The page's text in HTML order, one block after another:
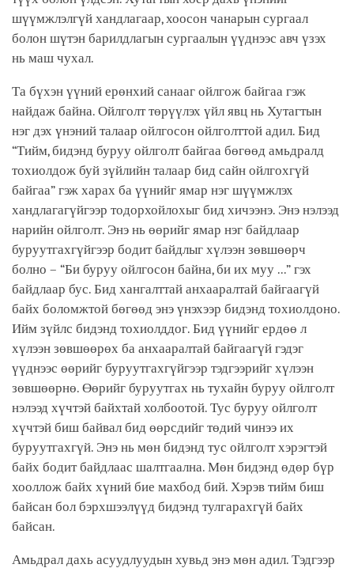
шүүмжлэлгүй хандлагаар, хоосон чанарын сургаал
болон шүтэн барилдлагын сургаалын үүднээс авч үзэх
нь маш чухал.
Та бүхэн үүний ерөнхий санааг ойлгож байгаа гэж
найдаж байна. Ойлголт төрүүлэх үйл явц нь Хутагтын
нэг дэх үнэний талаар ойлгосон ойлголттой адил. Бид
“Тийм, бидэнд буруу ойлголт байгаа бөгөөд амьдралд
тохиолдож буй зүйлийн талаар бид сайн ойлгохгүй
байгаа” гэж харах ба үүнийг ямар нэг шүүмжлэх
хандлагагүйгээр тодорхойлохыг бид хичээнэ. Энэ нэлээд
нарийн ойлголт. Энэ нь өөрийг ямар нэг байдлаар
буруутгахгүйгээр бодит байдлыг хүлээн зөвшөөрч
болно – “Би буруу ойлгосон байна, би их муу ...” гэх
байдлаар бус. Бид хангалттай анхааралтай байгаагүй
байх боломжтой бөгөөд энэ үнэхээр бидэнд тохиолдоно.
Ийм зүйлс бидэнд тохиолддог. Бид үүнийг ердөө л
хүлээн зөвшөөрөх ба анхааралтай байгаагүй гэдэг
үүднээс өөрийг буруутгахгүйгээр тэдгээрийг хүлээн
зөвшөөрнө. Өөрийг буруутгах нь тухайн буруу ойлголт
нэлээд хүчтэй байхтай холбоотой. Тус буруу ойлголт
хүчтэй биш байвал бид өөрсдийг төдий чинээ их
буруутгахгүй. Энэ нь мөн бидэнд тус ойлголт хэрэгтэй
байх бодит байдлаас шалтгаална. Мөн бидэнд өдөр бүр
хооллож байх хүний бие махбод бий. Хэрэв тийм биш
байсан бол бэрхшээлүүд бидэнд тулгарахгүй байх
байсан.
Амьдрал дахь асуудлуудын хувьд энэ мөн адил. Тэдгээр